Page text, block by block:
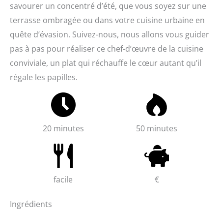
savourer un concentré d’été, que vous soyez sur une
terrasse ombragée ou dans votre cuisine urbaine en
quête d’évasion. Suivez-nous, nous allons vous guider
pas à pas pour réaliser ce chef-d’œuvre de la cuisine
conviviale, un plat qui réchauffe le cœur autant qu’il
régale les papilles.
20 minutes 50 minutes
facile €
Ingrédients